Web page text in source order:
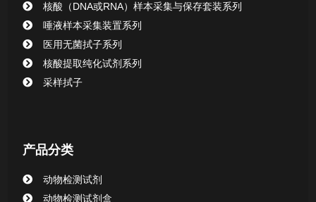
清洁验证棉签系列
动物检测试剂
核酸（DNA或RNA）样本采集与保存套装系列
唾液样本采集装置系列
医用无菌拭子系列
核酸提取纯化试剂系列
采样拭子
产品分类
动物检测试剂
动物检测试剂盒